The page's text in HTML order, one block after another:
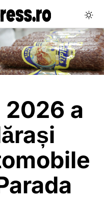
2026 a